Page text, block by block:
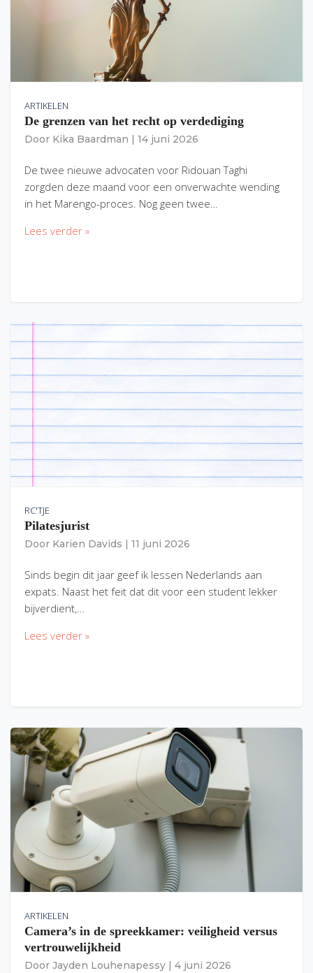
ARTIKELEN
De grenzen van het recht op verdediging
Door Kika Baardman 14 juni 2026
De twee nieuwe advocaten voor Ridouan Taghi
zorgden deze maand voor een onverwachte wending
in het Marengo-proces. Nog geen twee…
Lees verder »
RC'TJE
Pilatesjurist
Door Karien Davids 11 juni 2026
Sinds begin dit jaar geef ik lessen Nederlands aan
expats. Naast het feit dat dit voor een student lekker
bijverdient,…
Lees verder »
ARTIKELEN
Camera’s in de spreekkamer: veiligheid versus
vertrouwelijkheid
Door Jayden Louhenapessy 4 juni 2026